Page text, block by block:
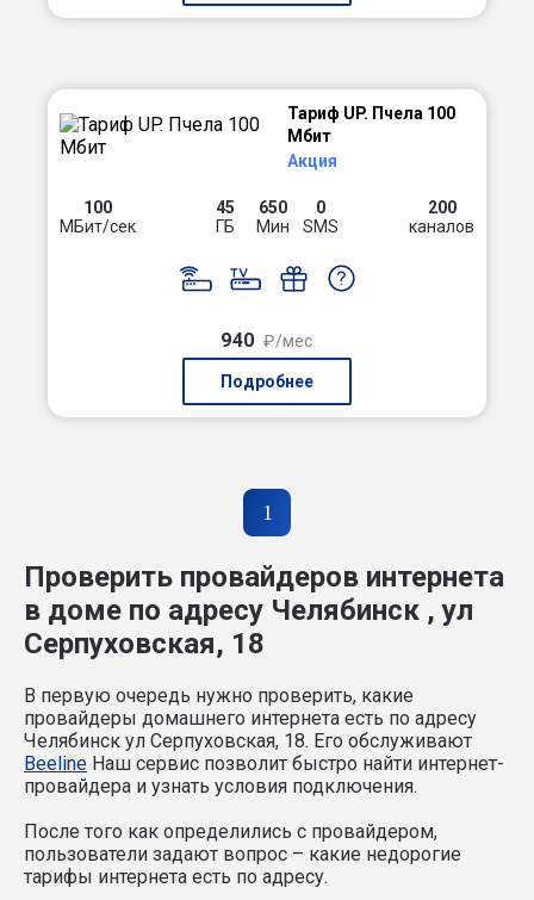
Тариф UP. Пчела 100
Мбит
Акция
100
МБит/сек
45
ГБ
650
Мин
0
SMS
200
каналов
940 ₽/мес
Подробнее
1
Проверить провайдеров интернета
в доме по адресу Челябинск , ул
Серпуховская, 18
В первую очередь нужно проверить, какие
провайдеры домашнего интернета есть по адресу
Челябинск ул Серпуховская, 18. Его обслуживают
Beeline Наш сервис позволит быстро найти интернет-
провайдера и узнать условия подключения.
После того как определились с провайдером,
пользователи задают вопрос – какие недорогие
тарифы интернета есть по адресу.